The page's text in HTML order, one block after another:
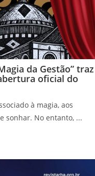
da Gestão” traz
oficial do
à magia, aos
sonhar. No entanto, ...